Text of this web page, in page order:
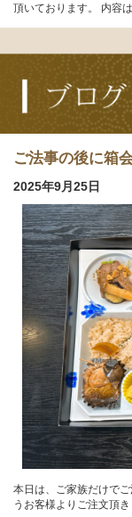
頂いております。 内容
ご法事の後に箱
2025年9月25日
本日は、ご家族だけで
うお客様よりご注文頂